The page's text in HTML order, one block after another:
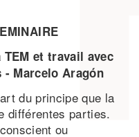
et travail avec
- Marcelo Aragón
du principe que la
différentes parties.
ou